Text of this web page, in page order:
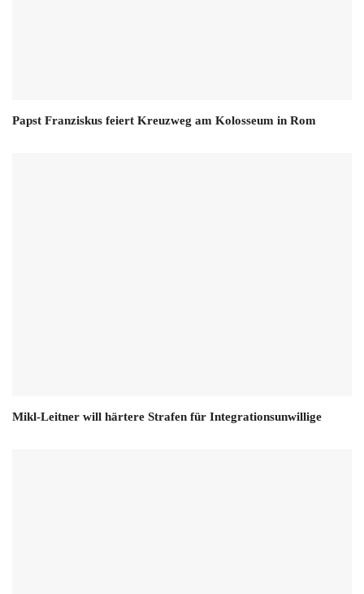
Papst Franziskus feiert Kreuzweg am Kolosseum in Rom
Mikl-Leitner will härtere Strafen für Integrationsunwillige